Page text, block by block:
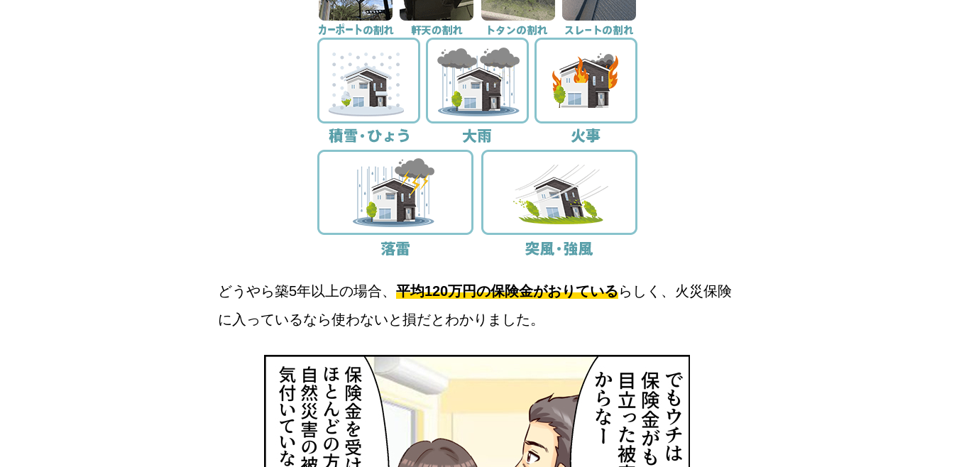
どうやら築5年以上の場合、 平均120万円の保険金がおりているらしく、火災保険
に入っているなら使わないと損だとわかりました。